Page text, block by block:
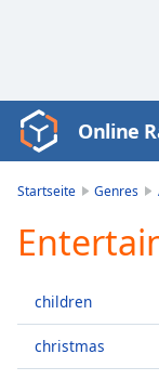
Video
Player
Play
Video
Skip
Skip
Online
Startseite Genres
children
christmas